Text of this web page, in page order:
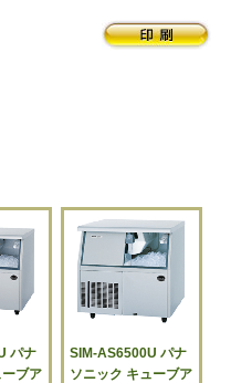
パナ
ブア
SIM-AS6500U パナ
ソニック キューブア